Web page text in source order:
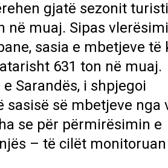
gjatë sezonit
në muaj. Sipas
sasia e mbetjeve të
631 ton në muaj.
Sarandës, i shpjegoi
së mbetjeve nga
se për përmirësimin e
– të cilët